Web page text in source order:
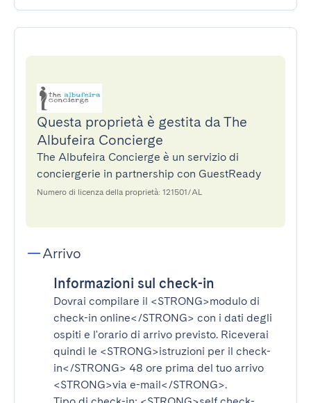
Questa proprietà è gestita da The
Albufeira Concierge
The Albufeira Concierge è un servizio di
conciergerie in partnership con GuestReady
Numero di licenza della proprietà: 121501/AL
Arrivo
Informazioni sul check-in
Dovrai compilare il <STRONG>modulo di
check-in online</STRONG> con i dati degli
ospiti e l'orario di arrivo previsto. Riceverai
quindi le <STRONG>istruzioni per il check-
in</STRONG> 48 ore prima del tuo arrivo
<STRONG>via e-mail</STRONG>.